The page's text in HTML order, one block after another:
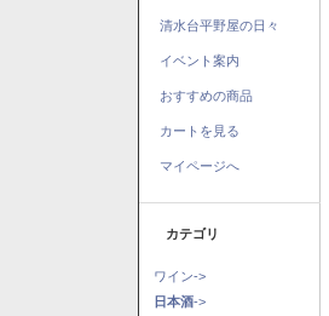
清水台平野屋の日々
イベント案内
おすすめの商品
カートを見る
マイページへ
カテゴリ
ワイン->
日本酒->